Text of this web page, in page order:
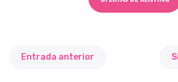
Entrada anterior